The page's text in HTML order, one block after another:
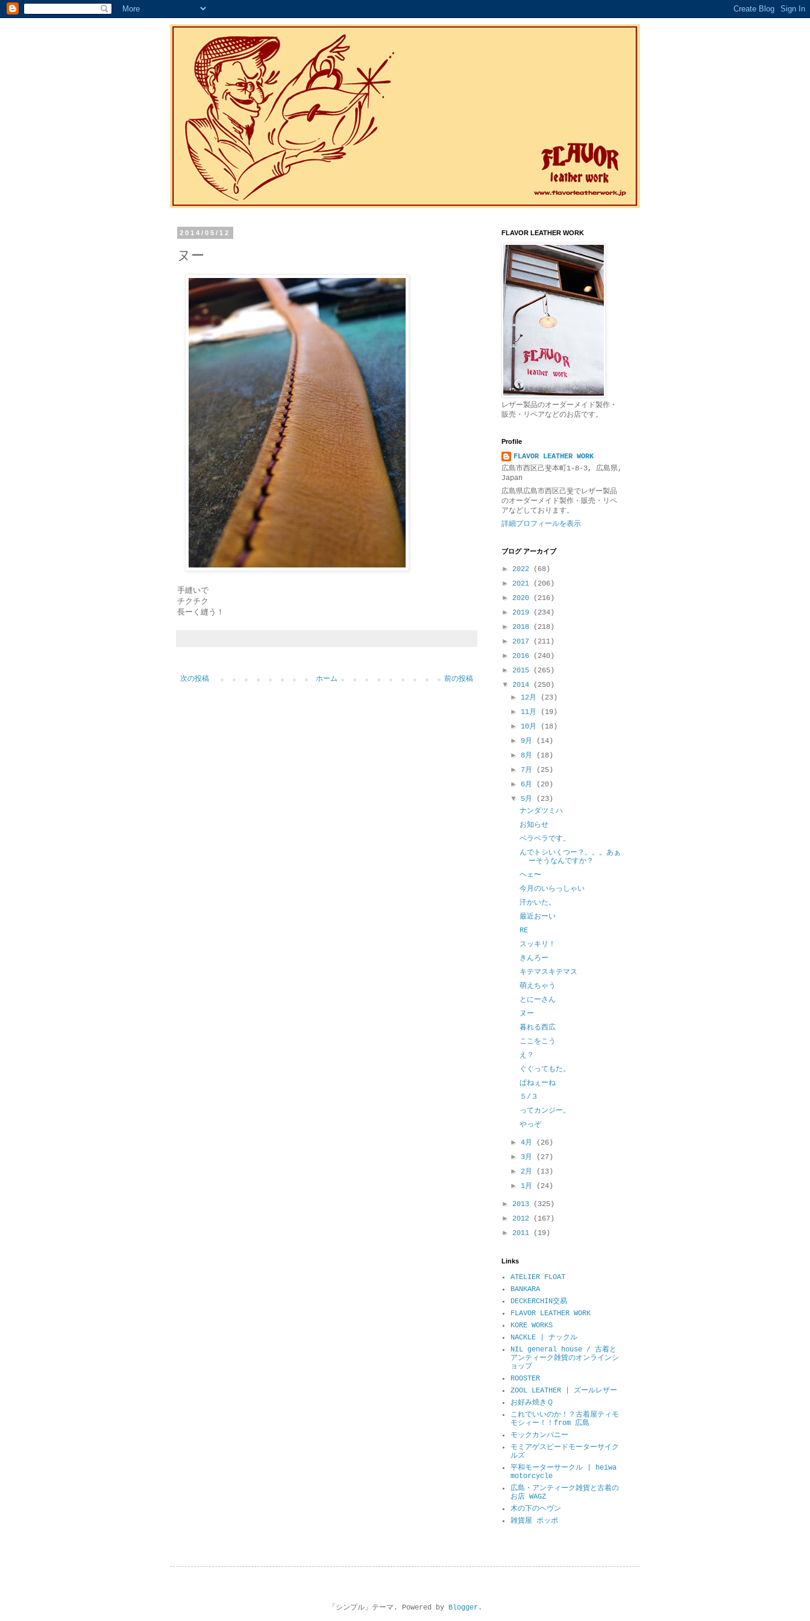
2014/05/12
ヌー
手縫いで
チクチク
長ーく縫う！
次の投稿 前の投稿
ホーム
FLAVOR LEATHER WORK
レザー製品のオーダーメイド製作・
販売・リペアなどのお店です。
Profile
FLAVOR LEATHER WORK
広島市西区己斐本町1-8-3, 広島県,
Japan
広島県広島市西区己斐でレザー製品
のオーダーメイド製作・販売・リペ
アなどしております。
詳細プロフィールを表示
ブログ アーカイブ
► 2022
(68)
► 2021
(206)
► 2020
(216)
► 2019
(234)
► 2018
(218)
► 2017
(211)
► 2016
(240)
► 2015
(265)
▼ 2014
(250)
►12月
(23)
►11月
(19)
►10月
(18)
►9月
(14)
►8月
(18)
► 7月
(25)
► 6月
(20)
▼ 5月
(23)
ナンダツミハ
お知らせ
ベラベラです。
んでトシいくつー？。。。あぁ
ーそうなんですか？
ヘェ〜
今月のいらっしゃい
汗かいた。
最近おーい
RE
スッキリ！
きんろー
キテマスキテマス
萌えちゃう
とにーさん
ヌー
暮れる西広
ここをこう
え？
ぐぐってもた。
ぱねぇーね
５/３
ってカンジー。
やっぞ
►4月
(26)
► 3月
(27)
►2月
(13)
►1月 (24)
► 2013
(325)
► 2012
(167)
► 2011 (19)
Links
ATELIER FLOAT
BANKARA
DECKERCHIN交易
FLAVOR LEATHER WORK
KORE WORKS
NACKLE | ナックル
NIL general house / 古着と
アンティーク雑貨のオンラインシ
ョップ
ROOSTER
ZOOL LEATHER | ズールレザー
お好み焼きＱ
これでいいのか！？古着屋ティモ
モシィー！！from 広島
モックカンパニー
モミアゲスピードモーターサイク
ルズ
平和モーターサークル | heiwa
motorcycle
広島・アンティーク雑貨と古着の
お店 WAGZ
木の下のヘヴン
雑貨屋 ポッポ
「シンプル」テーマ. Powered by Blogger.